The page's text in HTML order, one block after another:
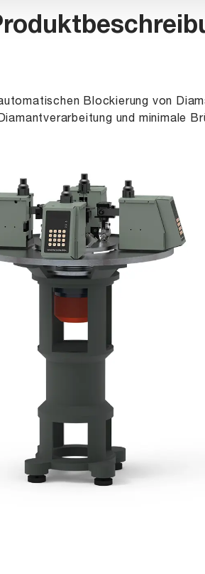
Blockierung von
Diamantverarbeitung und minimale